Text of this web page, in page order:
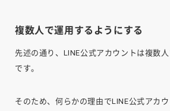
複数人で運用するようにする
先述の通り、LINE公式アカウントは複数
です。
そのため、何らかの理由でLINE公式アカ